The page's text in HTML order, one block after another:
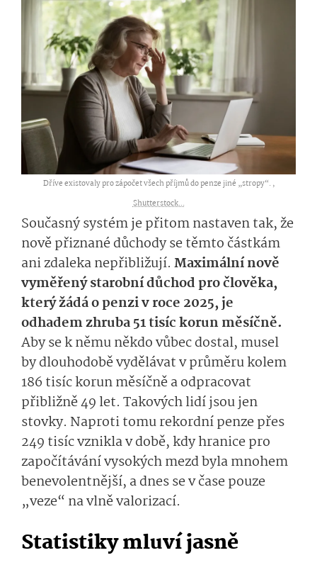
Dříve existovaly pro zápočet všech příjmů do penze jiné „stropy“. ,
Shutterstock...
Současný systém je přitom nastaven tak, že
nově přiznané důchody se těmto částkám
ani zdaleka nepřibližují. Maximální nově
vyměřený starobní důchod pro člověka,
který žádá o penzi v roce 2025, je
odhadem zhruba 51 tisíc korun měsíčně.
Aby se k němu někdo vůbec dostal, musel
by dlouhodobě vydělávat v průměru kolem
186 tisíc korun měsíčně a odpracovat
přibližně 49 let. Takových lidí jsou jen
stovky. Naproti tomu rekordní penze přes
249 tisíc vznikla v době, kdy hranice pro
započítávání vysokých mezd byla mnohem
benevolentnější, a dnes se v čase pouze
„veze“ na vlně valorizací.
Statistiky mluví jasně